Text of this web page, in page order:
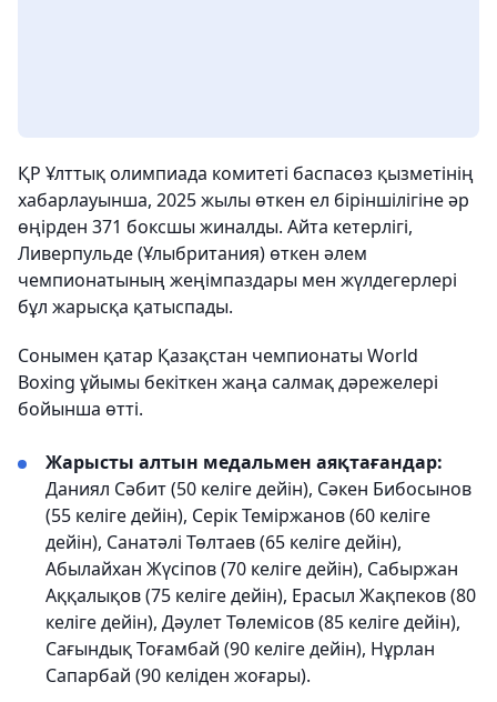
ҚР Ұлттық олимпиада комитеті баспасөз қызметінің
хабарлауынша, 2025 жылы өткен ел біріншілігіне әр
өңірден 371 боксшы жиналды. Айта кетерлігі,
Ливерпульде (Ұлыбритания) өткен әлем
чемпионатының жеңімпаздары мен жүлдегерлері
бұл жарысқа қатыспады.
Сонымен қатар Қазақстан чемпионаты World
Boxing ұйымы бекіткен жаңа салмақ дәрежелері
бойынша өтті.
Жарысты алтын медальмен аяқтағандар:
Даниял Сәбит (50 келіге дейін), Сәкен Бибосынов
(55 келіге дейін), Серік Теміржанов (60 келіге
дейін), Санатәлі Төлтаев (65 келіге дейін),
Абылайхан Жүсіпов (70 келіге дейін), Сабыржан
Аққалықов (75 келіге дейін), Ерасыл Жақпеков (80
келіге дейін), Дәулет Төлемісов (85 келіге дейін),
Сағындық Тоғамбай (90 келіге дейін), Нұрлан
Сапарбай (90 келіден жоғары).